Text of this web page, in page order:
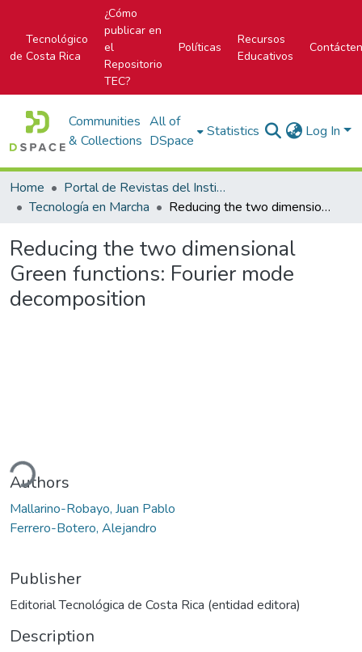
Tecnológico
de Costa Rica
¿Cómo
publicar en
el
Repositorio
TEC?
Políticas
Recursos
Educativos
Communities
& Collections
All of
DSpace
Statistics Log In
Home
Portal de Revistas del Instituto Tecnológico de Costa Rica
Tecnología en Marcha
Reducing the two dimensional Green functions: Fourier mode decomposition
Reducing the two dimensional
Green functions: Fourier mode
decomposition
Authors
Mallarino-Robayo, Juan Pablo
Ferrero-Botero, Alejandro
Publisher
Editorial Tecnológica de Costa Rica (entidad editora)
Description